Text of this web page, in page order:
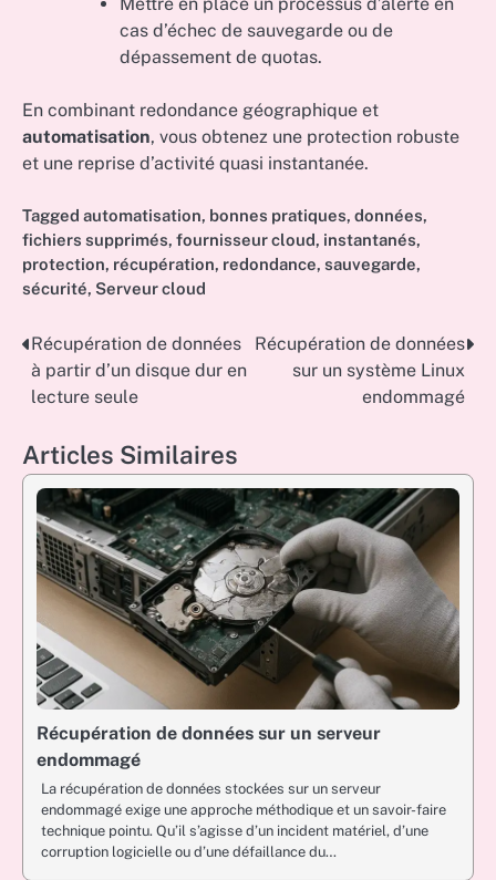
cas d’échec de sauvegarde ou de
dépassement de quotas.
En combinant redondance géographique et
automatisation, vous obtenez une protection robuste
et une reprise d’activité quasi instantanée.
Tagged automatisation, bonnes pratiques, données,
fichiers supprimés, fournisseur cloud, instantanés,
protection, récupération, redondance, sauvegarde,
sécurité, Serveur cloud
Post
navigation
Récupération de données
à partir d’un disque dur en
lecture seule
Récupération de données
sur un système Linux
endommagé
Articles Similaires
Récupération de données sur un serveur
endommagé
La récupération de données stockées sur un serveur
endommagé exige une approche méthodique et un savoir-faire
technique pointu. Qu’il s’agisse d’un incident matériel, d’une
corruption logicielle ou d’une défaillance du…